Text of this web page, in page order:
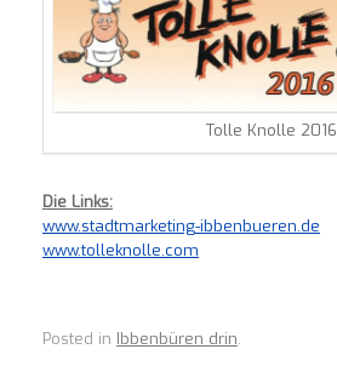
Tolle Knolle 2016
Die Links:
www.stadtmarketing-ibbenbueren.de
www.tolleknolle.com
Posted in Ibbenbüren drin.